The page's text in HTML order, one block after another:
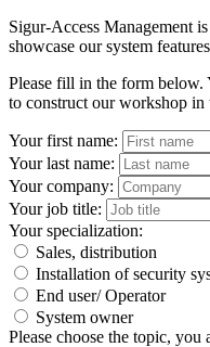
Sigur-Access Management
showcase our system
Please fill in the form below.
to construct our workshop
Your first name:
Your last name:
Your company:
Your job title:
Your specialization:
Sales, distribution
Installation of security
End user/ Operator
System owner
Please choose the topic, you